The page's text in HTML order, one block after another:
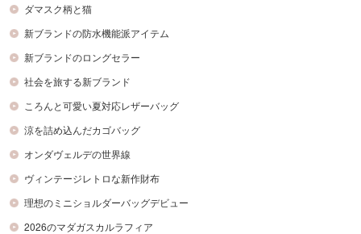
ダマスク柄と猫
新ブランドの防水機能派アイテム
新ブランドのロングセラー
社会を旅する新ブランド
ころんと可愛い夏対応レザーバッグ
涼を詰め込んだカゴバッグ
オンダヴェルデの世界線
ヴィンテージレトロな新作財布
理想のミニショルダーバッグデビュー
2026のマダガスカルラフィア